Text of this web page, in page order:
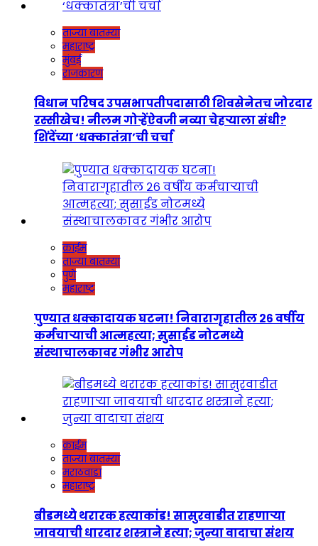
ताज्या बातम्या
महाराष्ट्र
मुंबई
राजकारण
विधान परिषद उपसभापतीपदासाठी शिवसेनेतच जोरदार
रस्सीखेच! नीलम गोऱ्हेंऐवजी नव्या चेहऱ्याला संधी?
शिंदेंच्या ‘धक्कातंत्रा’ची चर्चा
क्राईम
ताज्या बातम्या
पुणे
महाराष्ट्र
पुण्यात धक्कादायक घटना! निवारागृहातील २६ वर्षीय
कर्मचाऱ्याची आत्महत्या; सुसाईड नोटमध्ये
संस्थाचालकावर गंभीर आरोप
क्राईम
ताज्या बातम्या
मराठवाडा
महाराष्ट्र
बीडमध्ये थरारक हत्याकांड! सासुरवाडीत राहणाऱ्या
जावयाची धारदार शस्त्राने हत्या; जुन्या वादाचा संशय